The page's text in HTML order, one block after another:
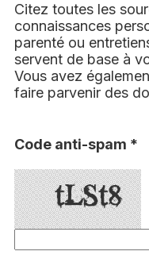
Citez toutes les
connaissances
parenté ou
servent de base à
Vous avez
faire parvenir des
Code anti-spam *